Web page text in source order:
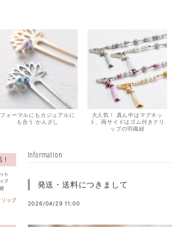
フォーマルにもカジュアルに
も合う かんざし
大人気！ 真ん中はマグネッ
ト、両サイドはゴム付きクリ
ップの羽織紐
Information
発送・送料につきまして
2026/04/29 11:00